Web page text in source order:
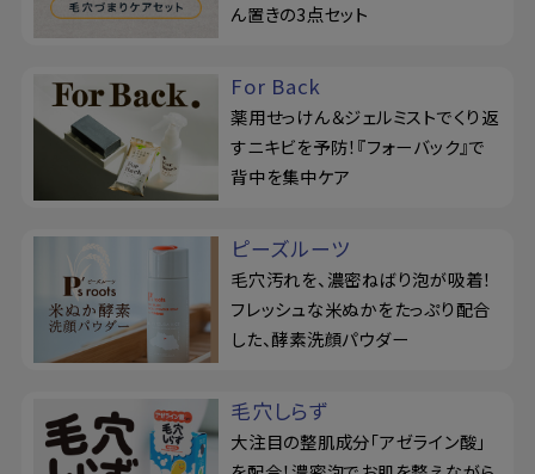
ん置きの3点セット
For Back
薬用せっけん＆ジェルミストでくり返
すニキビを予防！『フォーバック』で
背中を集中ケア
ピーズルーツ
毛穴汚れを、濃密ねばり泡が吸着！
フレッシュな米ぬかをたっぷり配合
した、酵素洗顔パウダー
毛穴しらず
大注目の整肌成分「アゼライン酸」